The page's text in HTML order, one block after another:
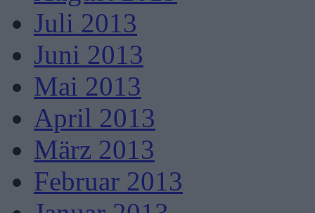
Juli 2013
Juni 2013
Mai 2013
April 2013
März 2013
Februar 2013